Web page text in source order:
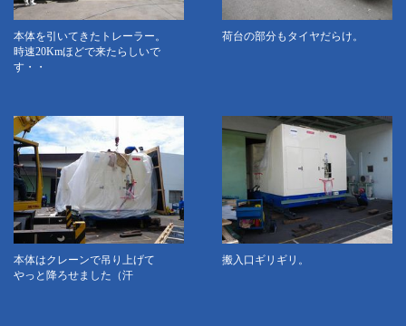
本体を引いてきたトレーラー。
時速20Kmほどで来たらしいで
す・・
荷台の部分もタイヤだらけ。
本体はクレーンで吊り上げて
やっと降ろせました（汗
搬入口ギリギリ。